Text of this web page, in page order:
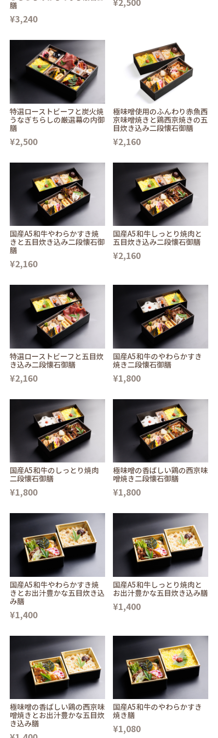
膳
¥3,240
特選ローストビーフと炭火焼
うなぎちらしの厳選幕の内御
膳
¥2,500
極味噌使用のふんわり赤魚西
京味噌焼きと鶏西京焼きの五
目炊き込み二段懐石御膳
¥2,160
国産A5和牛やわらかすき焼
きと五目炊き込み二段懐石御
膳
¥2,160
国産A5和牛しっとり焼肉と
五目炊き込み二段懐石御膳
¥2,160
特選ローストビーフと五目炊
き込み二段懐石御膳
¥2,160
国産A5和牛のやわらかすき
焼き二段懐石御膳
¥1,800
国産A5和牛のしっとり焼肉
二段懐石御膳
¥1,800
極味噌の香ばしい鶏の西京味
噌焼き二段懐石御膳
¥1,800
国産A5和牛やわらかすき焼
きとお出汁豊かな五目炊き込
み膳
¥1,400
国産A5和牛しっとり焼肉と
お出汁豊かな五目炊き込み膳
¥1,400
極味噌の香ばしい鶏の西京味
噌焼きとお出汁豊かな五目炊
き込み膳
国産A5和牛のやわらかすき
焼き膳
¥1,080